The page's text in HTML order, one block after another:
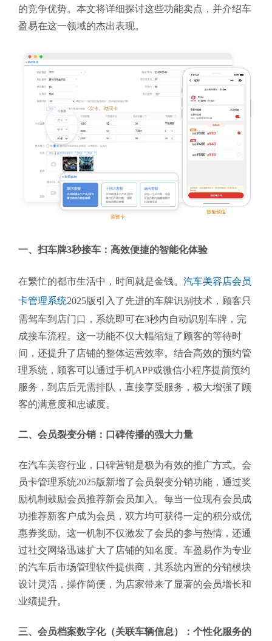
的竞争优势。本文将详细探讨这些功能卖点，并介绍车
盈易在这一领域的杰出表现。
一、扫车牌3秒接车：高效便捷的智能化体验
在繁忙的都市生活中，时间就是金钱。 汽车美容店会员
卡管理系统2025版引入了先进的车牌识别技术，顾客只
需驾车到店门口，系统即可在3秒内自动识别车牌，完
成接车流程。这一功能不仅大幅缩短了顾客的等待时
间，还提升了店铺的整体运营效率。结合高效的预约管
理系统，顾客可以通过手机APP或微信小程序提前预约
服务，到店后无需排队，直接享受服务，极大增强了顾
客的满意度和忠诚度。
二、会员裂变分销：口碑传播的强大力量
在汽车美容行业，口碑营销是极为有效的推广方式。会
员卡管理系统2025版新增了会员裂变分销功能，通过奖
励机制鼓励会员推荐新会员加入。每当一位现有会员成
功推荐新客户成为会员，双方均可获得一定的积分或优
惠券奖励。这一机制不仅激发了会员的参与热情，还通
过社交网络迅速扩大了店铺的知名度。车盈易作为专业
的汽车后市场管理软件提供商，其系统内置的分销模块
设计灵活，操作简便，为店家带来了显著的会员增长和
业绩提升。
三、会员档案数字化（关联车辆信息）：个性化服务的